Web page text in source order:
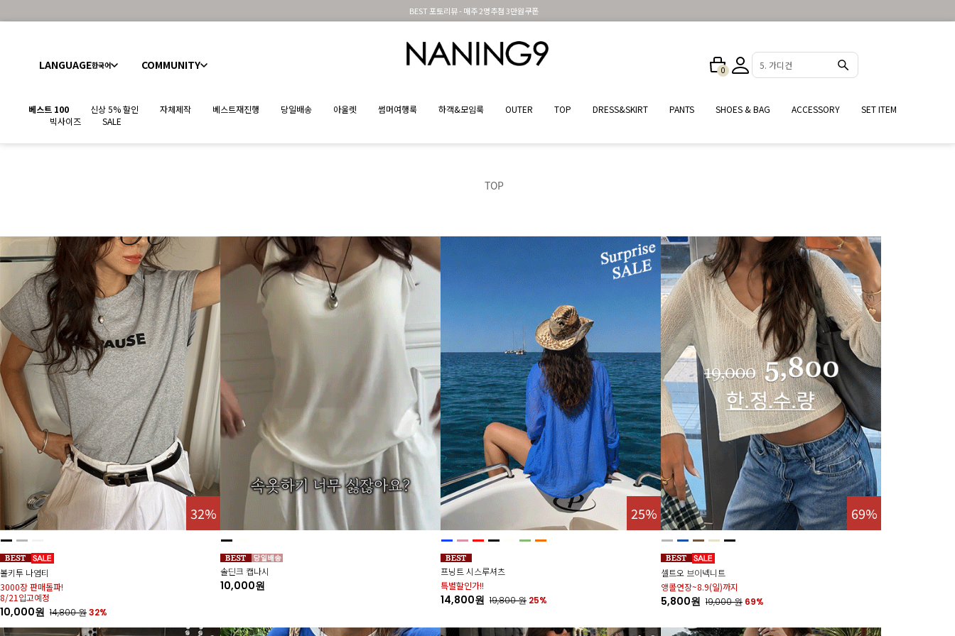
신규가입시 무료배송 + 2천원할인쿠폰
LANGUAGE한국어 COMMUNITY 0 2. 원피스
베스트 100 신상 5% 할인 자체제작 베스트재진행 당일배송 아울렛 썸머여행룩 하객&모임룩 OUTER TOP DRESS&SKIRT PANTS SHOES & BAG ACCESSORY
SET ITEM
빅사이즈
SALE
TOP
32%
볼키투 나염티
3000장 판매돌파!
8/21입고예정
10,000원 14,800원32%
솔딘크 캡나시
10,000원
25%
프닝트 시스루셔츠
특별할인가!!
14,800원 19,800원 25%
69%
셀트오 브이넥니트
앵콜연장~8.9(일)까지
5,800원 19,000원 69%